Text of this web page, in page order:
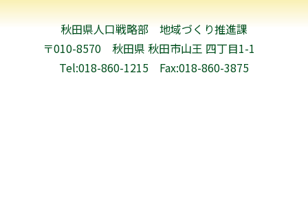
秋田県人口戦略部 地域づくり推進課
〒010-8570 秋田県 秋田市山王 四丁目1-1
Tel:018-860-1215
Fax:018-860-3875